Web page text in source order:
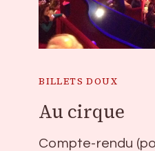
BILLETS DOUX
Au cirque
Compte-rendu